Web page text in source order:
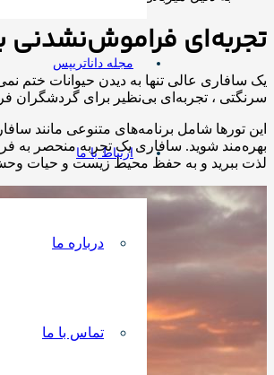
مجله داناتریپس
ارتباط با ما
درباره ما
تماس با ما
تجربه‌ای
یک سافاری عالی تنها به دیدن حیوانات ختم
سرنگتی ، تجربه‌ای بی‌نظیر برای گردشگران
این تورها شامل برنامه‌های متنوعی مانند
بهره‌مند شوید. سافاری یک تجربه منحصر به
لذت ببرید و به حفظ محیط زیست و حیات